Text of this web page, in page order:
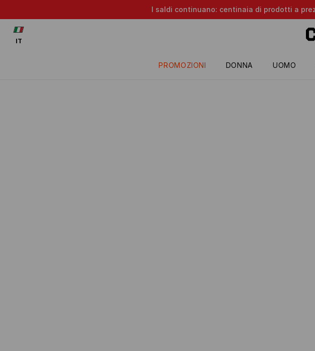
I saldi continuano: centinaia di prodotti a
PROMOZIONI DONNA UOMO
IT